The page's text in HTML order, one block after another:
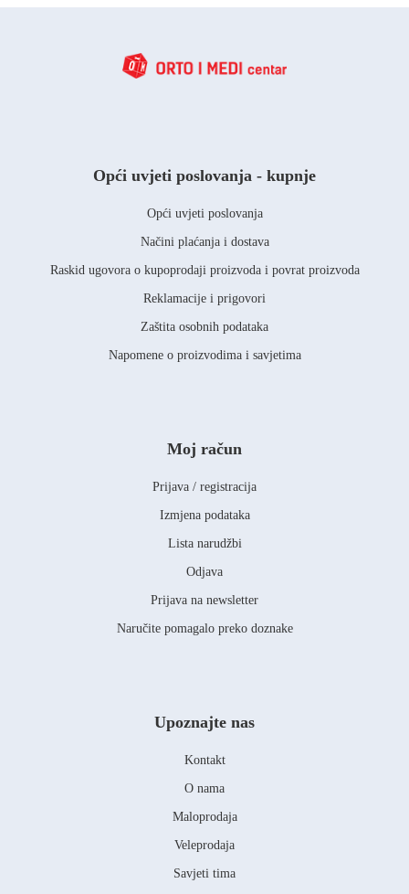
Opći uvjeti poslovanja - kupnje
Opći uvjeti poslovanja
Načini plaćanja i dostava
Raskid ugovora o kupoprodaji proizvoda i povrat proizvoda
Reklamacije i prigovori
Zaštita osobnih podataka
Napomene o proizvodima i savjetima
Moj račun
Prijava / registracija
Izmjena podataka
Lista narudžbi
Odjava
Prijava na newsletter
Naručite pomagalo preko doznake
Upoznajte nas
Kontakt
O nama
Maloprodaja
Veleprodaja
Savjeti tima